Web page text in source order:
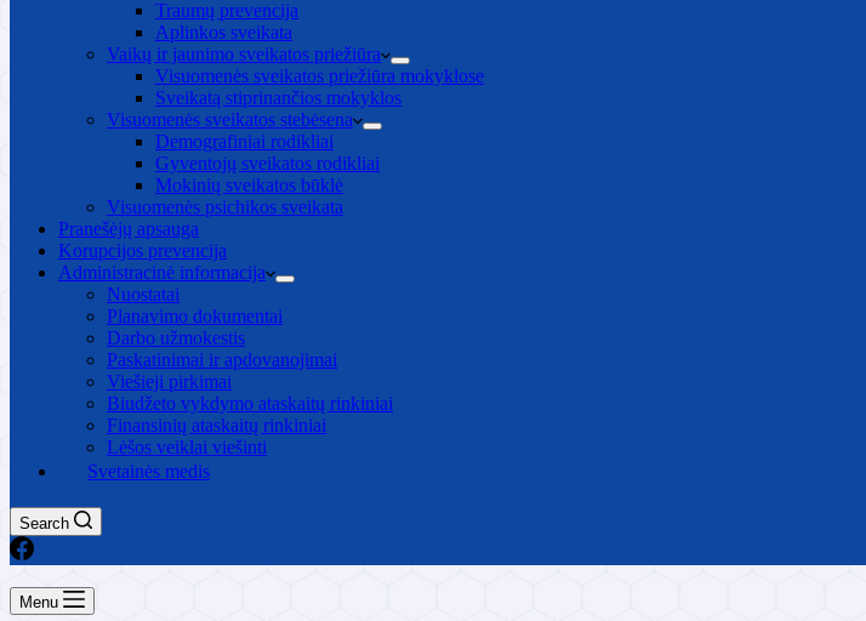
Traumų prevencija
Aplinkos sveikata
Vaikų ir jaunimo sveikatos priežiūra
Visuomenės sveikatos priežiūra mokyklose
Sveikatą stiprinančios mokyklos
Visuomenės sveikatos stebėsena
Demografiniai rodikliai
Gyventojų sveikatos rodikliai
Mokinių sveikatos būklė
Visuomenės psichikos sveikata
Pranešėjų apsauga
Korupcijos prevencija
Administracinė informacija
Nuostatai
Planavimo dokumentai
Darbo užmokestis
Paskatinimai ir apdovanojimai
Viešieji pirkimai
Biudžeto vykdymo ataskaitų rinkiniai
Finansinių ataskaitų rinkiniai
Lėšos veiklai viešinti
Svetainės medis
Search
Menu